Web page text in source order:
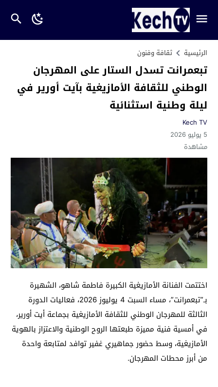
الرئيسية ثقافة وفنون
تبعمرانت تسدل الستار على المهرجان
الوطني للثقافة الأمازيغية بآيت أورير في
ليلة وطنية استثنائية
Kech TV
5 يوليو 2026
مشاهدة
اختتمت الفنانة الأمازيغية الكبيرة فاطمة شاهو، الشهيرة
بـ”تبعمرانت”، مساء السبت 4 يوليوز 2026، فعاليات الدورة
الثالثة للمهرجان الوطني للثقافة الأمازيغية بجماعة أيت أورير،
في أمسية فنية مميزة طبعتها الروح الوطنية والاعتزاز بالهوية
الأمازيغية، وسط حضور جماهيري غفير توافد لمتابعة واحدة
من أبرز محطات المهرجان.